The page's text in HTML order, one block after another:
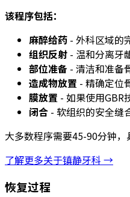
该程序包括：
麻醉给药 - 外科区域的
组织反射 - 温和分离牙
部位准备 - 清洁和准备
造成物放置 - 精确定位
膜放置 - 如果使用GBR
闭合 - 软组织的安全缝
大多数程序需要45-90分钟，
了解更多关于镇静牙科 →
恢复过程